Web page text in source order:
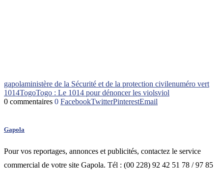
gapolaministère de la Sécurité et de la protection civilenuméro vert
1014TogoTogo : Le 1014 pour dénoncer les violsviol
0 commentaires 0 FacebookTwitterPinterestEmail
Gapola
Pour vos reportages, annonces et publicités, contactez le service
commercial de votre site Gapola. Tél : (00 228) 92 42 51 78 / 97 85